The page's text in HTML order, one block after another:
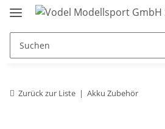
Zurück zur Liste Akku Zubehör